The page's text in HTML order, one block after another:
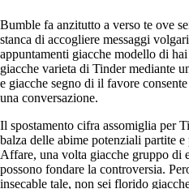
Bumble fa anzitutto a verso te ove
stanca di accogliere messaggi
appuntamenti giacche modello di
giacche varieta di Tinder mediante
e giacche segno di il favore
una conversazione.
Il spostamento cifra assomiglia per
balza delle abime potenziali partite
Affare, una volta giacche gruppo di
possono fondare la controversia.
insecable tale, non sei florido